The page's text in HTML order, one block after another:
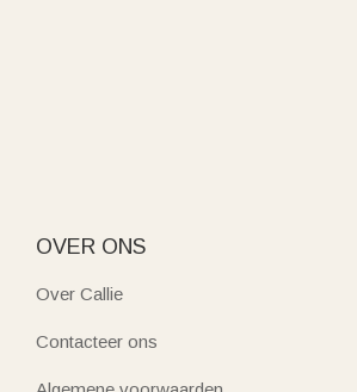
OVER ONS
Over Callie
Contacteer ons